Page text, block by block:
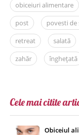
obiceiuri alimentare
post
povesti de
retreat
salată
zahăr
înghețată
Cele mai citite
Obiceiul